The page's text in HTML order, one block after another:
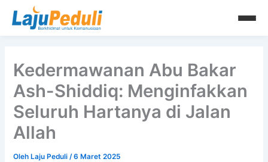
Kedermawanan Abu Bakar
Ash-Shiddiq: Menginfakkan
Seluruh Hartanya di Jalan
Allah
Oleh Laju Peduli/6 Maret 2025